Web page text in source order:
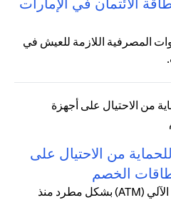
المصرفية اللازمة للعيش في
من الاحتيال على
الخصم
زادت شعبية ماكينات الصراف الآلي (ATM) بشكل مطرد منذ